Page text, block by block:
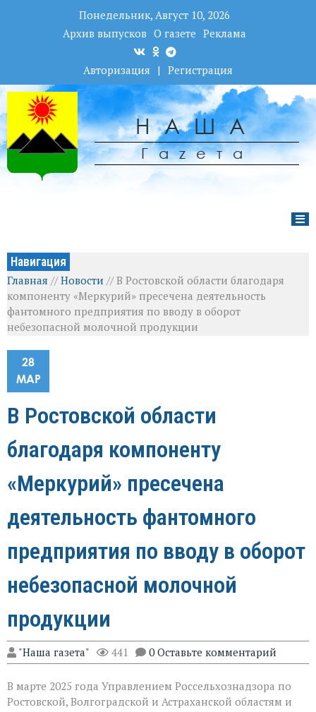
Понедельник, Август 10, 2026
Архив выпусков О газете Реклама
Авторизация | Регистрация
НАША
Гаzета
Навигация
Главная //Новости //В Ростовской области благодаря
компоненту «Меркурий» пресечена деятельность
фантомного предприятия по вводу в оборот
небезопасной молочной продукции
28
МАР
В Ростовской области
благодаря компоненту
«Меркурий» пресечена
деятельность фантомного
предприятия по вводу в оборот
небезопасной молочной
продукции
"Наша газета" 441 0 Оставьте комментарий
В марте 2025 года Управлением Россельхознадзора по
Ростовской, Волгоградской и Астраханской областям и